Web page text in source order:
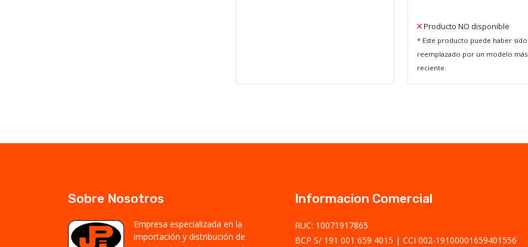
Producto NO disponible
* Este producto puede haber sido
reemplazado por un modelo más
reciente.
Sobre Nosotros
Empresa especializada en la
importación y distribución de
Informacion Comercial
RUC: 10071917865
BCP S/ 191 001 659 4015
CCI 002-19100001659401556